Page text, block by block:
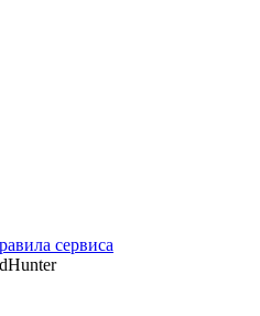
сервиса